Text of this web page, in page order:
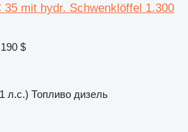
35 mit hydr. Schwenklöffel 1.300
$
л.с.) Топливо дизель